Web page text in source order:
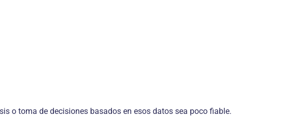
o toma de decisiones basados en esos datos sea poco fiable.